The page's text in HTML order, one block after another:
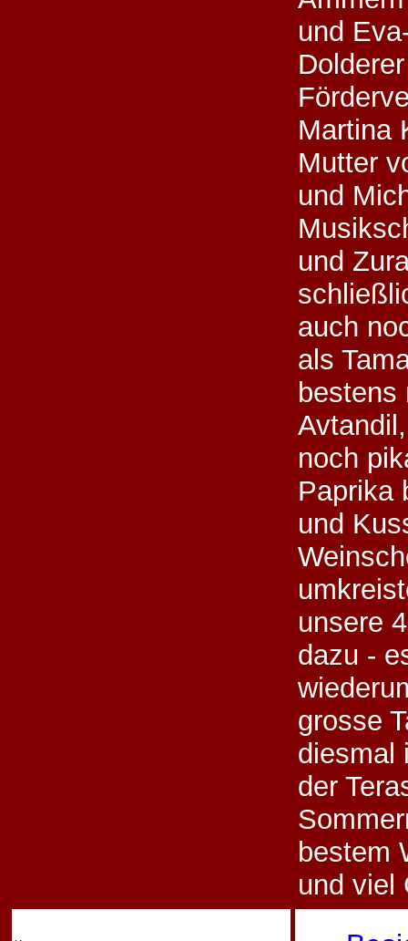
und
Martina
Mutter
und
und
auch
als
bestens
noch
Paprika
und
unsere
dazu -
grosse
diesmal
der
bestem
und viel